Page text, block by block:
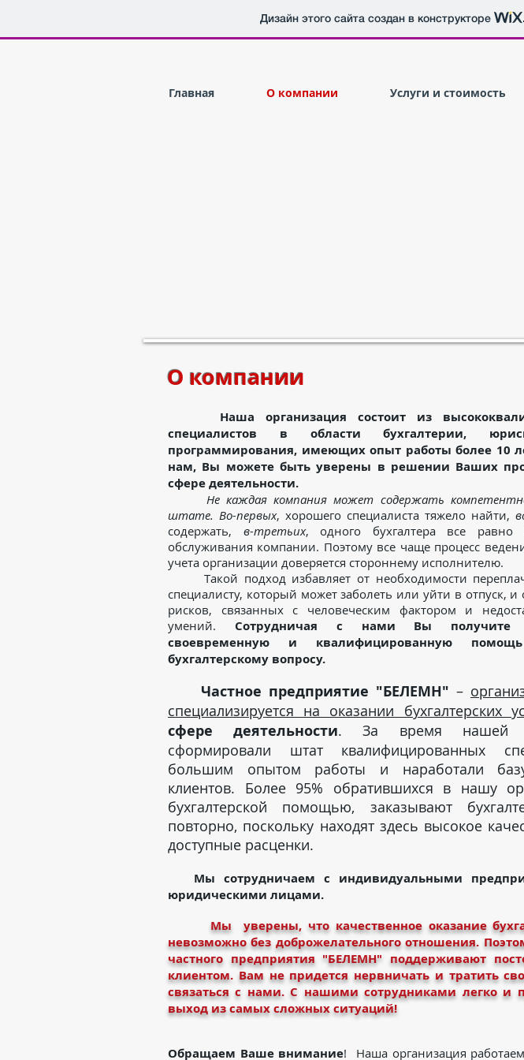
Дизайн этого сайта создан в конструкторе
Главная О компании Услуги и стоимость
О компании
Наша организация состоит из
специалистов в области бухгалтерии,
программирования, имеющих опыт работы более 10
нам, Вы можете быть уверены в решении Ваших
сфере деятельности.
Не каждая компания может содержать
штате. Во-первых, хорошего специалиста тяжело найти,
содержать, в-третьих, одного бухгалтера все равно
обслуживания компании. Поэтому все чаще процесс
учета организации доверяется стороннему исполнителю.
Такой подход избавляет от необходимости
специалисту, который может заболеть или уйти в отпуск,
рисков, связанных с человеческим фактором и
умений. Сотрудничая с нами Вы получите
своевременную и квалифицированную
бухгалтерскому вопросу.
Частное предприятие "БЕЛЕМН" –
специализируется на оказании бухгалтерских
сфере деятельности. За время нашей
сформировали штат квалифицированных
большим опытом работы и наработали
клиентов. Более 95% обратившихся в нашу
бухгалтерской помощью, заказывают
повторно, поскольку находят здесь высокое
доступные расценки.
Мы сотрудничаем с индивидуальными
юридическими лицами.
Мы уверены, что качественное оказание
невозможно без доброжелательного отношения.
частного предприятия "БЕЛЕМН" поддерживают
клиентом. Вам не придется нервничать и тратить
связаться с нами. С нашими сотрудниками легко и
выход из самых сложных ситуаций!
Обращаем Ваше внимание! Наша организация